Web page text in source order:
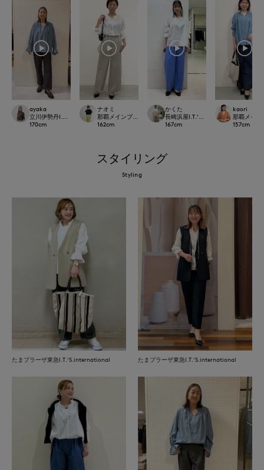
ayaka
立川伊勢丹I.T.'S.international
170cm
ナオミ
那覇メインプレイスI.T.'S.international
162cm
かくた
長崎浜屋I.T.'S. international/7-
167cm
kaori
那覇メイ
157cm
スタイリング
Styling
たまプラーザ東急I.T.'S.international たまプラーザ東急I.T.'S.international